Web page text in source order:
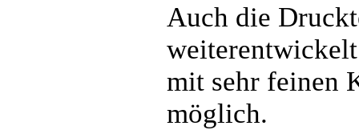
Auch die
mit sehr feinen
möglich.